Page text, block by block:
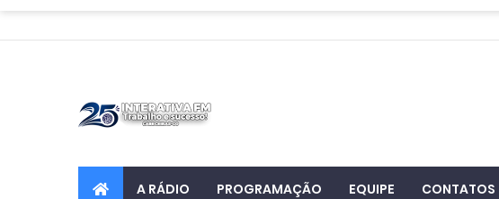
A RÁDIO PROGRAMAÇÃO EQUIPE CONTATOS